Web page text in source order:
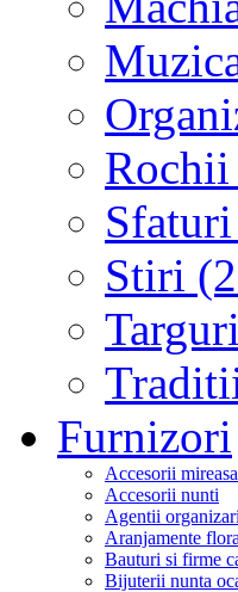
Rochii
Stiri
Furnizori
Accesorii mireasa
Accesorii nunti
Agentii
Aranjamente
Bauturi si firme
Bijuterii nunta